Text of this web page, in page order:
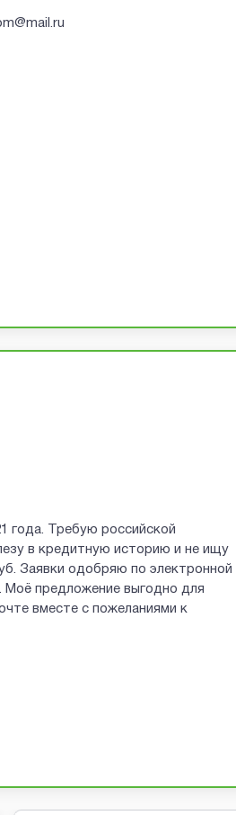
года. Требую российской
в кредитную историю и не ищу
Заявки одобряю по электронной
Моё предложение выгодно для
вместе с пожеланиями к